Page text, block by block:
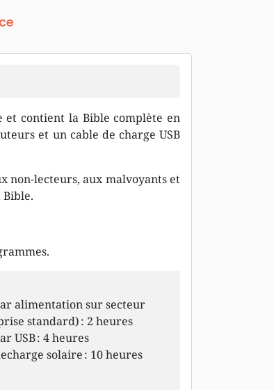
contient la Bible complète en
et un cable de charge USB
non-lecteurs, aux malvoyants et
alimentation sur secteur
standard) : 2 heures
USB : 4 heures
solaire : 10 heures